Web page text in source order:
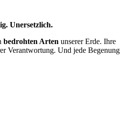
Unersetzlich.
bedrohten Arten unserer Erde. Ihre
Verantwortung. Und jede Begenung